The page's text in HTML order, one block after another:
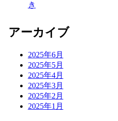
き
アーカイブ
2025年6月
2025年5月
2025年4月
2025年3月
2025年2月
2025年1月